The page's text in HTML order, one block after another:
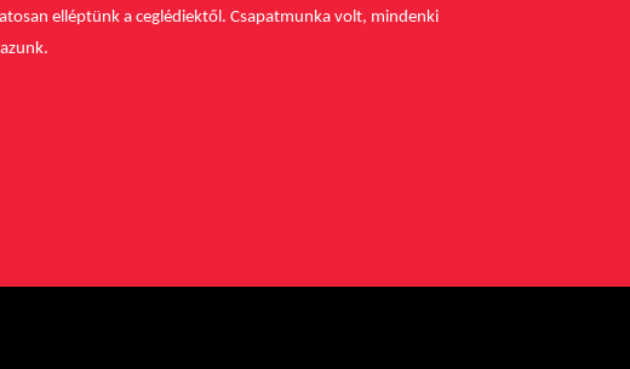
elléptünk a ceglédiektől. Csapatmunka volt, mindenki